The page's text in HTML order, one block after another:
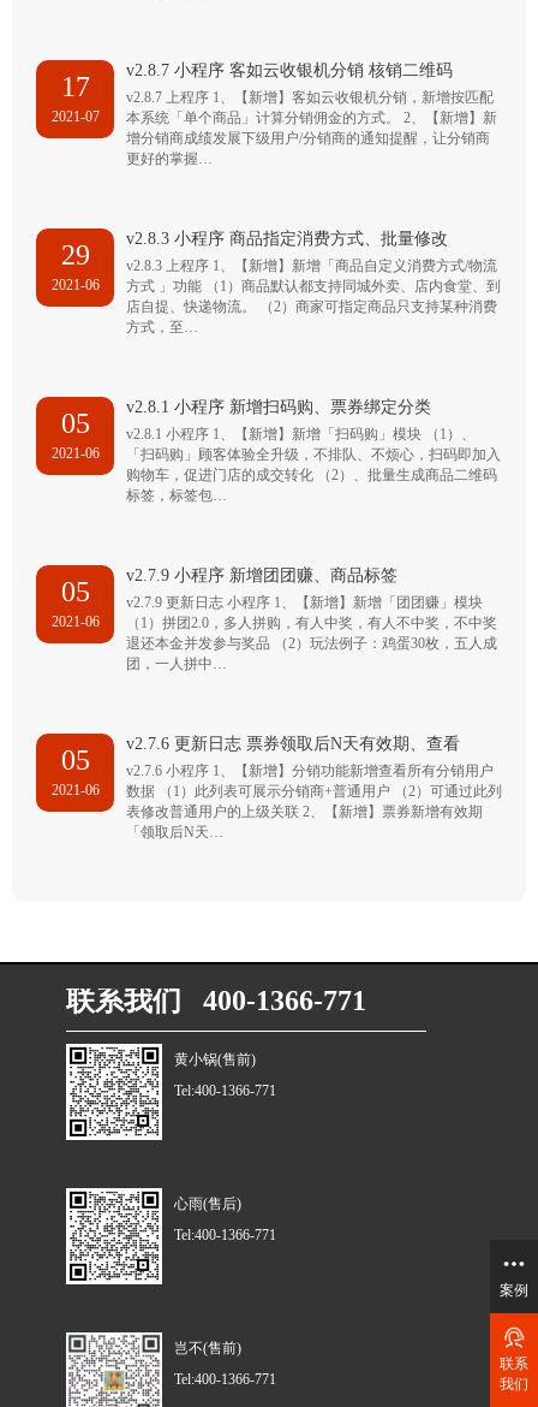
17
2021-07
v2.8.7 小程序 客如云收银机分销 核销二维码
v2.8.7 上程序 1、【新增】客如云收银机分销，新增按匹配
本系统「单个商品」计算分销佣金的方式。 2、【新增】新
增分销商成绩发展下级用户/分销商的通知提醒，让分销商
更好的掌握…
29
2021-06
v2.8.3 小程序 商品指定消费方式、批量修改
v2.8.3 上程序 1、【新增】新增「商品自定义消费方式/物流
方式 」功能 （1）商品默认都支持同城外卖、店内食堂、到
店自提、快递物流。 （2）商家可指定商品只支持某种消费
方式，至…
05
2021-06
v2.8.1 小程序 新增扫码购、票券绑定分类
v2.8.1 小程序 1、【新增】新增「扫码购」模块 （1）、
「扫码购」顾客体验全升级，不排队、不烦心，扫码即加入
购物车，促进门店的成交转化 （2）、批量生成商品二维码
标签，标签包…
05
2021-06
v2.7.9 小程序 新增团团赚、商品标签
v2.7.9 更新日志 小程序 1、【新增】新增「团团赚」模块
（1）拼团2.0，多人拼购，有人中奖，有人不中奖，不中奖
退还本金并发参与奖品 （2）玩法例子：鸡蛋30枚，五人成
团，一人拼中…
05
2021-06
v2.7.6 更新日志 票券领取后N天有效期、查看
v2.7.6 小程序 1、【新增】分销功能新增查看所有分销用户
数据 （1）此列表可展示分销商+普通用户 （2）可通过此列
表修改普通用户的上级关联 2、【新增】票券新增有效期
「领取后N天…
联系我们 400-1366-771
黄小锅(售前)
Tel:400-1366-771
心雨(售后)
Tel:400-1366-771
岂不(售前)
Tel:400-1366-771
案例
联系
我们